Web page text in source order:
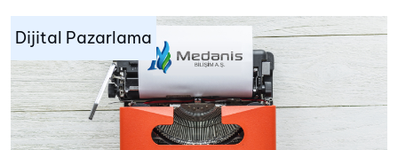
Dijital Pazarlama